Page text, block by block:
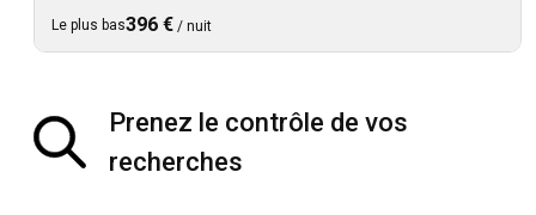
Le plus bas396 € / nuit
Prenez le contrôle de vos
recherches